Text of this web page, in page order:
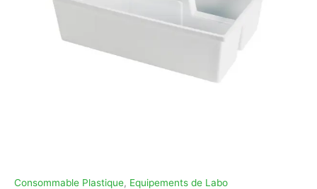
Consommable Plastique, Equipements de Labo